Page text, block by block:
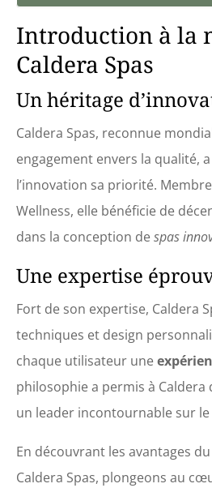
Introduction à la
Caldera Spas
Un héritage
Caldera Spas, reconnue
engagement envers la qualité,
l’innovation sa priorité.
Wellness, elle bénéficie de
dans la conception despas
Une expertise
Fort de son expertise, Caldera
techniques et design
chaque utilisateur une
philosophie a permis à Caldera
un leader incontournable sur le
En découvrant les avantages
Caldera Spas, plongeons au